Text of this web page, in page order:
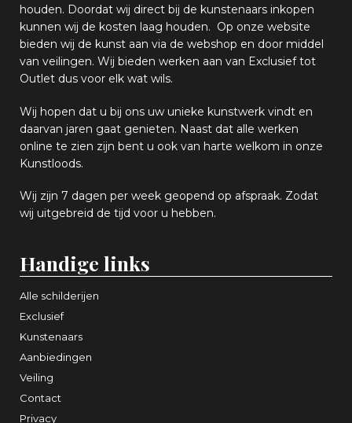
houden. Doordat wij direct bij de kunstenaars inkopen
kunnen wij de kosten laag houden. Op onze website
bieden wij de kunst aan via de webshop en door middel
van veilingen. Wij bieden werken aan van Exclusief tot
Outlet dus voor elk wat wils.
Wij hopen dat u bij ons uw unieke kunstwerk vindt en
daarvan jaren gaat genieten. Naast dat alle werken
online te zien zijn bent u ook van harte welkom in onze
Kunstloods.
Wij zijn 7 dagen per week geopend op afspraak. Zodat
wij uitgebreid de tijd voor u hebben.
Handige links
Alle schilderijen
Exclusief
Kunstenaars
Aanbiedingen
Veiling
Contact
Privacy